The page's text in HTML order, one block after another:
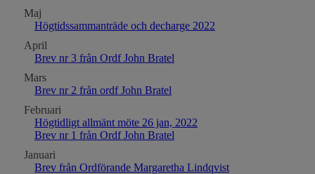
Maj
Högtidssammanträde och decharge 2022
April
Brev nr 3 från Ordf John Bratel
Mars
Brev nr 2 från ordf John Bratel
Februari
Högtidligt allmänt möte 26 jan, 2022
Brev nr 1 från Ordf John Bratel
Januari
Brev från Ordförande Margaretha Lindqvist